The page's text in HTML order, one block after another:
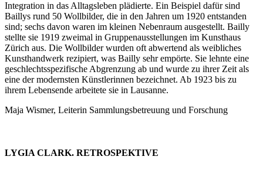
Integration in das Alltagsleben plädierte. Ein Beispiel dafür sind
Baillys rund 50 Wollbilder, die in den Jahren um 1920 entstanden
sind; sechs davon waren im kleinen Nebenraum ausgestellt. Bailly
stellte sie 1919 zweimal in Gruppenausstellungen im Kunsthaus
Zürich aus. Die Wollbilder wurden oft abwertend als weibliches
Kunsthandwerk rezipiert, was Bailly sehr empörte. Sie lehnte eine
geschlechtsspezifische Abgrenzung ab und wurde zu ihrer Zeit als
eine der modernsten Künstlerinnen bezeichnet. Ab 1923 bis zu
ihrem Lebensende arbeitete sie in Lausanne.
Maja Wismer, Leiterin Sammlungsbetreuung und Forschung
LYGIA CLARK. RETROSPEKTIVE